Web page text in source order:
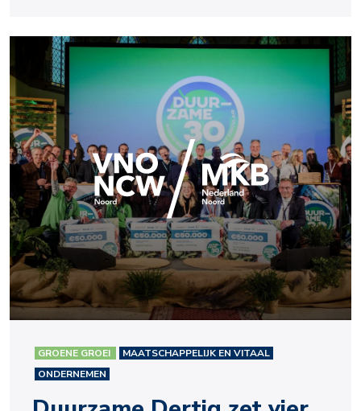
GROENE GROEI
MAATSCHAPPELIJK EN VITAAL
ONDERNEMEN